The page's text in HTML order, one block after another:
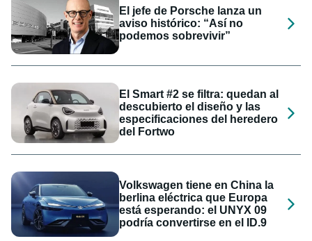
El jefe de Porsche lanza un
aviso histórico: “Así no
podemos sobrevivir”
El Smart #2 se filtra: quedan al
descubierto el diseño y las
especificaciones del heredero
del Fortwo
Volkswagen tiene en China la
berlina eléctrica que Europa
está esperando: el UNYX 09
podría convertirse en el ID.9